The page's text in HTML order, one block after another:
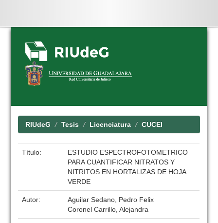
Skip
navigation
RIUdeG Tesis Licenciatura CUCEI
Título:
ESTUDIO ESPECTROFOTOMETRICO
PARA CUANTIFICAR NITRATOS Y
NITRITOS EN HORTALIZAS DE HOJA
VERDE
Autor:
Aguilar Sedano, Pedro Felix
Coronel Carrillo, Alejandra